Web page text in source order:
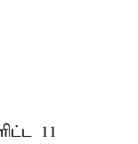
11